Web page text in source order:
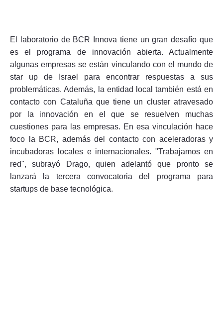
El laboratorio de BCR Innova tiene un gran desafío que
es el programa de innovación abierta. Actualmente
algunas empresas se están vinculando con el mundo de
star up de Israel para encontrar respuestas a sus
problemáticas. Además, la entidad local también está en
contacto con Cataluña que tiene un cluster atravesado
por la innovación en el que se resuelven muchas
cuestiones para las empresas. En esa vinculación hace
foco la BCR, además del contacto con aceleradoras y
incubadoras locales e internacionales. "Trabajamos en
red", subrayó Drago, quien adelantó que pronto se
lanzará la tercera convocatoria del programa para
startups de base tecnológica.